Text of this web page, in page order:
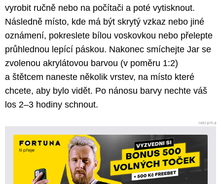
vyrobit ručně nebo na počítači a poté vytisknout.
Následně místo, kde má být skrytý vzkaz nebo jiné
oznámení, pokreslete bílou voskovkou nebo přelepte
průhlednou lepící páskou. Nakonec smíchejte Jar se
zvolenou akrylátovou barvou (v poměru 1:2)
a štětcem naneste několik vrstev, na místo které
chcete, aby bylo vidět. Po nánosu barvy nechte váš
los 2–3 hodiny schnout.